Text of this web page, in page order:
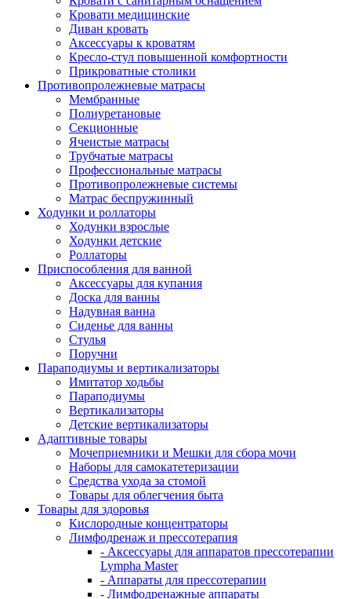
Кровати медицинские
Диван кровать
Аксессуары к кроватям
Кресло-стул повышенной комфортности
Прикроватные столики
Противопролежневые матрасы
Мембранные
Полиуретановые
Секционные
Ячеистые матрасы
Трубчатые матрасы
Профессиональные матрасы
Противопролежневые системы
Матрас беспружинный
Ходунки и роллаторы
Ходунки взрослые
Ходунки детские
Роллаторы
Приспособления для ванной
Аксессуары для купания
Доска для ванны
Надувная ванна
Сиденье для ванны
Стулья
Поручни
Параподиумы и вертикализаторы
Имитатор ходьбы
Параподиумы
Вертикализаторы
Детские вертикализаторы
Адаптивные товары
Мочеприемники и Мешки для сбора мочи
Наборы для самокатетеризации
Средства ухода за стомой
Товары для облегчения быта
Товары для здоровья
Кислородные концентраторы
Лимфодренаж и прессотерапия
- Аксессуары для аппаратов прессотерапии
Lympha Master
- Аппараты для прессотерапии
- Лимфодренажные аппараты